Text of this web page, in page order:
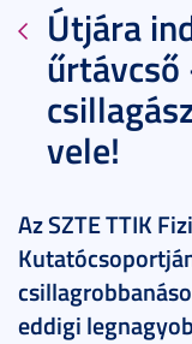
Útjára
űrtávcső
vele!
Az SZTE TTIK
eddigi